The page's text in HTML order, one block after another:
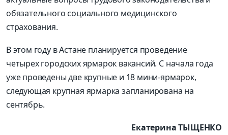
обязательного социального медицинского
страхования.
В этом году в Астане планируется проведение
четырех городских ярмарок вакансий. С начала года
уже проведены две крупные и 18 мини-ярмарок,
следующая крупная ярмарка запланирована на
сентябрь.
Екатерина ТЫЩЕНКО